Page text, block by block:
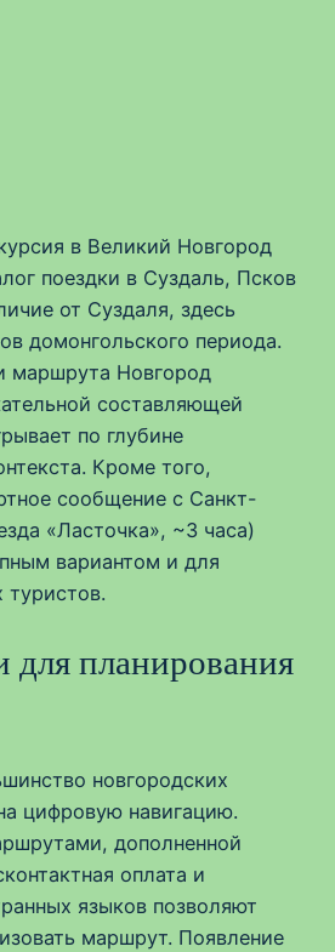
в Великий Новгород
поездки в Суздаль, Псков
от Суздаля, здесь
домонгольского периода.
маршрута Новгород
составляющей
по глубине
Кроме того,
сообщение с Санкт-
«Ласточка», ~3 часа)
вариантом и для
туристов.
для планирования
новгородских
цифровую навигацию.
дополненной
оплата и
языков позволяют
маршрут. Появление